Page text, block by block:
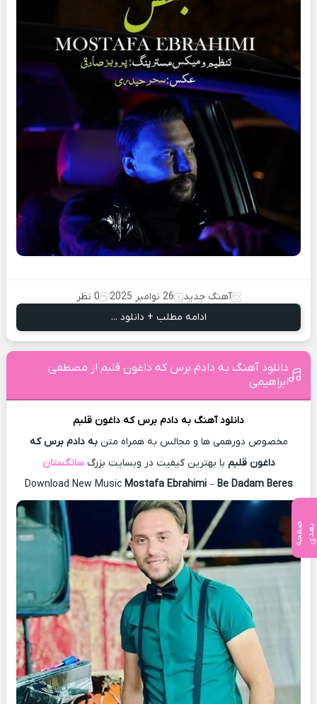
آهنگ جدید 26 نوامبر 2025
0 نظر
ادامه مطلب + دانلود ...
دانلود آهنگ به دادم برس که داغون قلبم از مصطفی
ابراهیمی
دانلود آهنگ به دادم برس که داغون قلبم
مخصوص دورهمی ها و مجالس به همراه متنبه دادم برس که
داغون قلبم با بهترین کیفیت در وبسایت بزرگسانگستان
Download New Music Mostafa Ebrahimi– Be Dadam Beres
ص
ف
ح
ه ب ع
د ی